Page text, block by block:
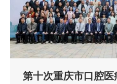
第十次重庆市口腔